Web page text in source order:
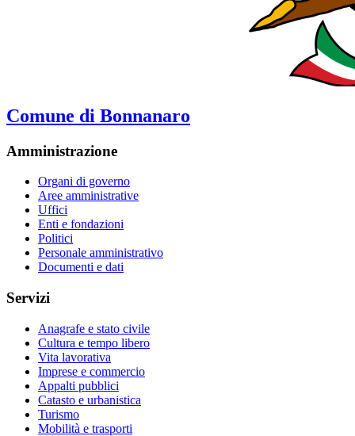
Comune di Bonnanaro
Amministrazione
Organi di governo
Aree amministrative
Uffici
Enti e fondazioni
Politici
Personale amministrativo
Documenti e dati
Servizi
Anagrafe e stato civile
Cultura e tempo libero
Vita lavorativa
Imprese e commercio
Appalti pubblici
Catasto e urbanistica
Turismo
Mobilità e trasporti